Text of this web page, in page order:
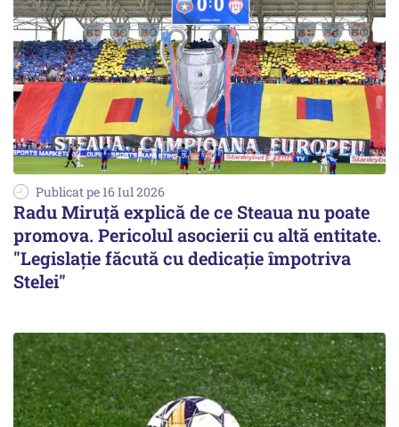
Publicat pe 16 Iul 2026
Radu Miruță explică de ce Steaua nu poate
promova. Pericolul asocierii cu altă entitate.
"Legislaţie făcută cu dedicaţie împotriva
Stelei"